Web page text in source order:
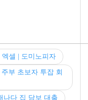
셀 | 도미노피자
부 초보자 투잡 회
나다 집 담보 대출